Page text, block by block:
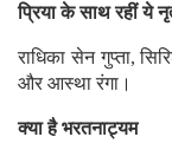
प्रिया के साथ रहीं ये
राधिका सेन गुप्ता,
और आस्था रंगा।
क्या है भरतनाट्यम